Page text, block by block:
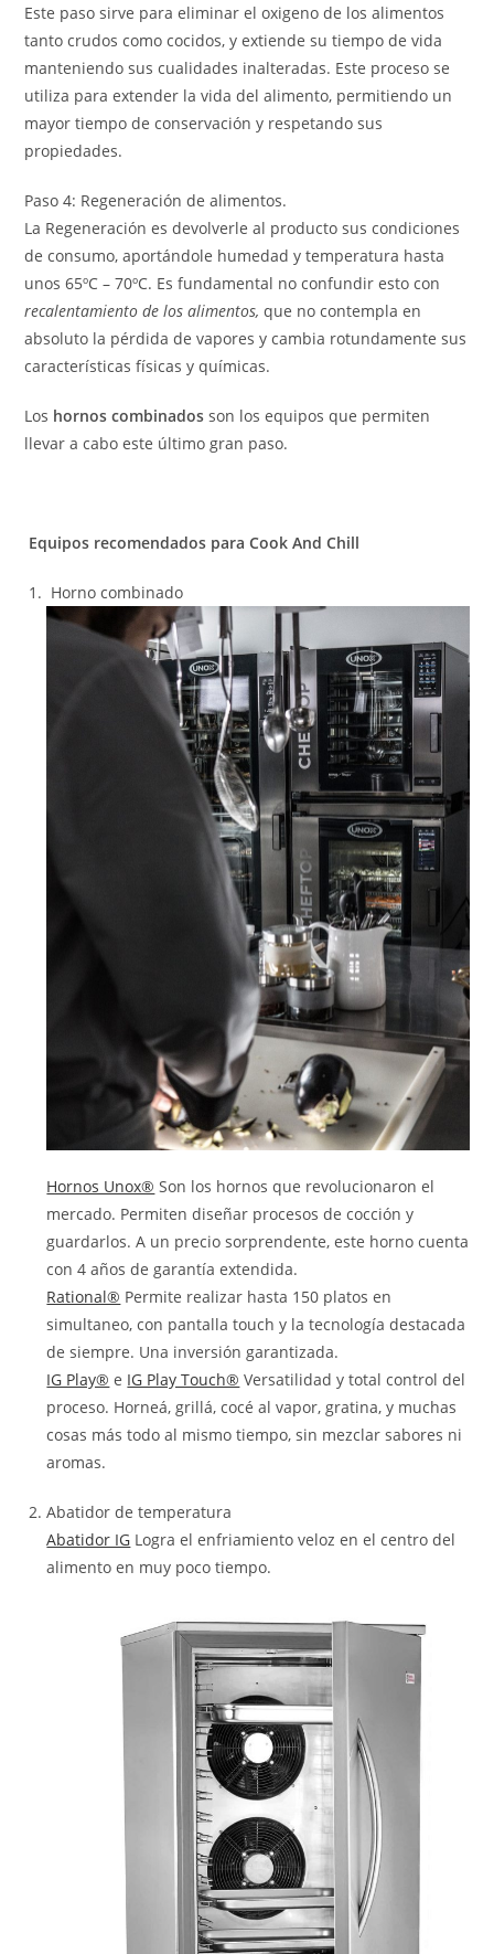
Este paso sirve para eliminar el oxigeno de los alimentos
tanto crudos como cocidos, y extiende su tiempo de vida
manteniendo sus cualidades inalteradas. Este proceso se
utiliza para extender la vida del alimento, permitiendo un
mayor tiempo de conservación y respetando sus
propiedades.
Paso 4: Regeneración de alimentos.
La Regeneración es devolverle al producto sus condiciones
de consumo, aportándole humedad y temperatura hasta
unos 65ºC – 70ºC. Es fundamental no confundir esto con
recalentamiento de los alimentos,que no contempla en
absoluto la pérdida de vapores y cambia rotundamente sus
características físicas y químicas.
Los hornos combinados son los equipos que permiten
llevar a cabo este último gran paso.
Equipos recomendados para Cook And Chill
Horno combinado
Hornos Unox® Son los hornos que revolucionaron el
mercado. Permiten diseñar procesos de cocción y
guardarlos. A un precio sorprendente, este horno cuenta
con 4 años de garantía extendida.
Rational® Permite realizar hasta 150 platos en
simultaneo, con pantalla touch y la tecnología destacada
de siempre. Una inversión garantizada.
IG Play® e IG Play Touch® Versatilidad y total control del
proceso. Horneá, grillá, cocé al vapor, gratina, y muchas
cosas más todo al mismo tiempo, sin mezclar sabores ni
aromas.
Abatidor de temperatura
Abatidor IG Logra el enfriamiento veloz en el centro del
alimento en muy poco tiempo.